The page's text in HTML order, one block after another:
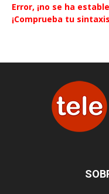
Error, ¡no se ha
¡Comprueba tu